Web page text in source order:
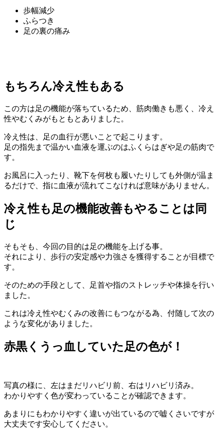
歩幅減少
ふらつき
足の裏の痛み
もちろん冷え性もある
この方は足の機能が落ちているため、筋肉働きも悪く、冷え
性やむくみがもともとありました。
冷え性は、足の血行が悪いことで起こります。
足の指先まで温かい血液を運ぶのはふくらはぎや足の筋肉で
す。
お風呂に入ったり、靴下を何枚も履いたりしても外側が温ま
るだけで、指に血液が流れてこなければ意味がありません。
冷え性も足の機能改善もやることは同
じ
そもそも、今回の目的は足の機能を上げる事。
それにより、歩行の安定感や力強さを獲得することが目標で
す。
そのための手段として、足首や指のストレッチや体操を行い
ました。
これは冷え性やむくみの改善にもつながる為、付随して次の
ような変化がありました。
赤黒くうっ血していた足の色が！
写真の様に、左はまだリハビリ前、右はリハビリ済み。
わかりやすく色が変わっていることが確認できます。
あまりにもわかりやすく違いが出ているので嘘くさいですが
大丈夫です安心してください。